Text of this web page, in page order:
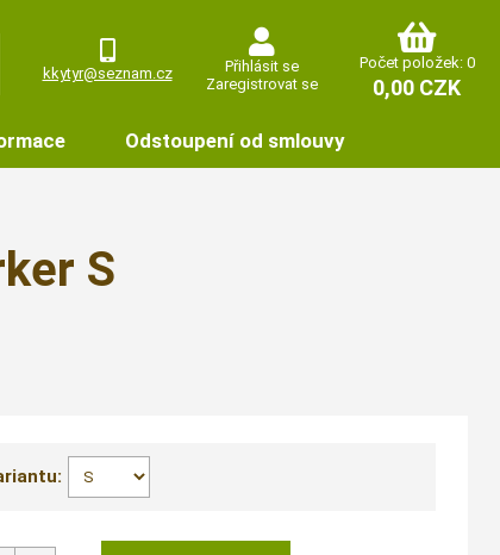
kkytyr@seznam.cz
Přihlásit se
Zaregistrovat se
Počet položek: 0
0,00 CZK
Odstoupení od smlouvy
S